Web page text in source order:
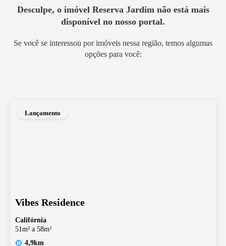
Desculpe, o imóvel Reserva Jardimnão está mais
disponível no nosso portal.
Se você se interessou por imóveis nessa região, temos algumas
opções para você:
Lançamento
Vibes Residence
Califórnia
51m² a 58m²
4,9km